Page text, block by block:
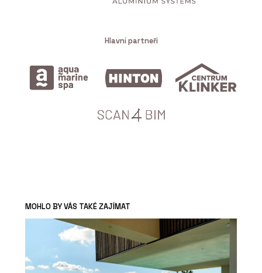
Hlavní partneři
MOHLO BY VÁS TAKÉ ZAJÍMAT